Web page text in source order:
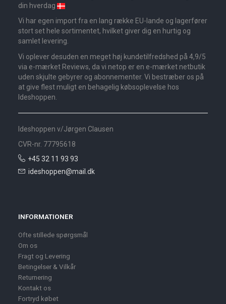
din hverdag
Vi har egen import fra en lang række EU-lande og lagerfører
stort set hele sortimentet, hvilket giver dig en hurtig og
samlet levering.
Vi oplever desuden en meget høj kundetilfredshed på 4,9/5
via e-mærket Reviews, da vi netop er en e-mærket netbutik
uden skjulte gebyrer og abonnementer. Vi bestræber os på
at give flest muligt en behagelig købsoplevelse hos
Ideshoppen.
Ideshoppen v/Jørgen Clausen
CVR-nr. 77795618
+45 32 11 93 93
ideshoppen@mail.dk
INFORMATIONER
Ofte stillede spørgsmål
Om os
Fragt og Levering
Betingelser & Vilkår
Returnering
Kontakt os
Fortryd købet